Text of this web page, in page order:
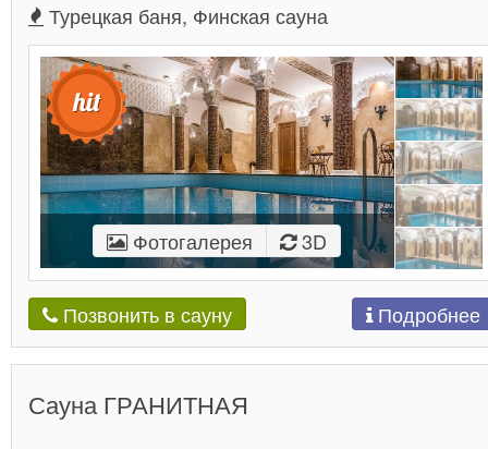
Турецкая баня, Финская сауна
Фотогалерея 3D
Позвонить в сауну Подробнее
Сауна ГРАНИТНАЯ